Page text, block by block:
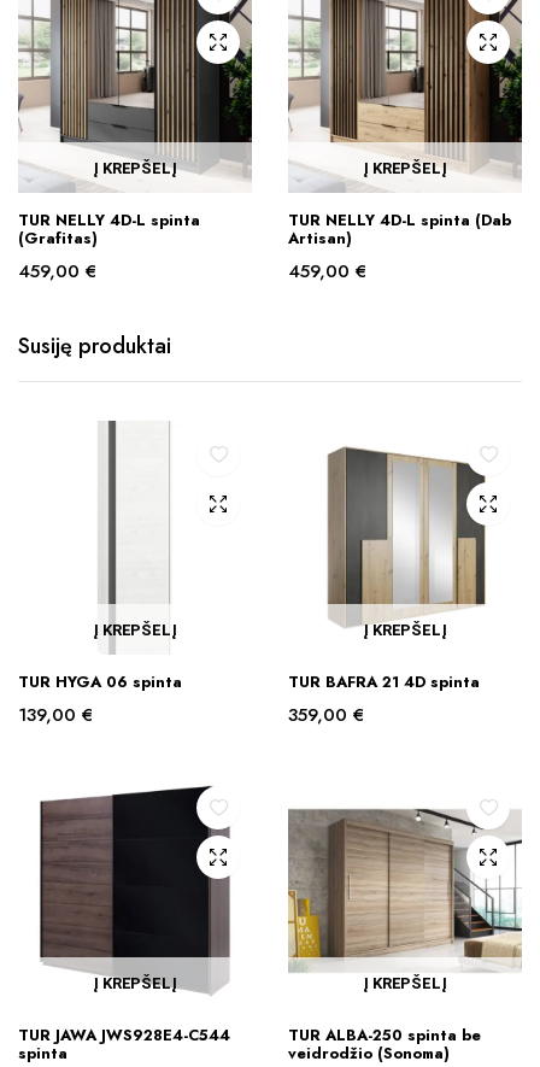
Į KREPŠELĮ
TUR NELLY 4D-L spinta
(Grafitas)
459,00 €
Į KREPŠELĮ
TUR NELLY 4D-L spinta (Dab
Artisan)
459,00 €
Susiję produktai
Į KREPŠELĮ
TUR HYGA 06 spinta
139,00 €
Į KREPŠELĮ
TUR BAFRA 21 4D spinta
359,00 €
Į KREPŠELĮ
TUR JAWA JWS928E4-C544
spinta
Į KREPŠELĮ
TUR ALBA-250 spinta be
veidrodžio (Sonoma)